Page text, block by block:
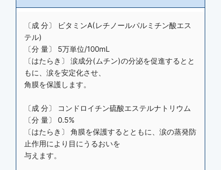
〔成 分〕 ビタミンA(レチノールパルミチン酸エス
テル)
〔分 量〕 5万単位/100mL
〔はたらき〕 涙成分(ムチン)の分泌を促進するとと
もに、涙を安定化させ、
角膜を保護します。
〔成 分〕 コンドロイチン硫酸エステルナトリウム
〔分 量〕 0.5%
〔はたらき〕 角膜を保護するとともに、涙の蒸発防
止作用により目にうるおいを
与えます。